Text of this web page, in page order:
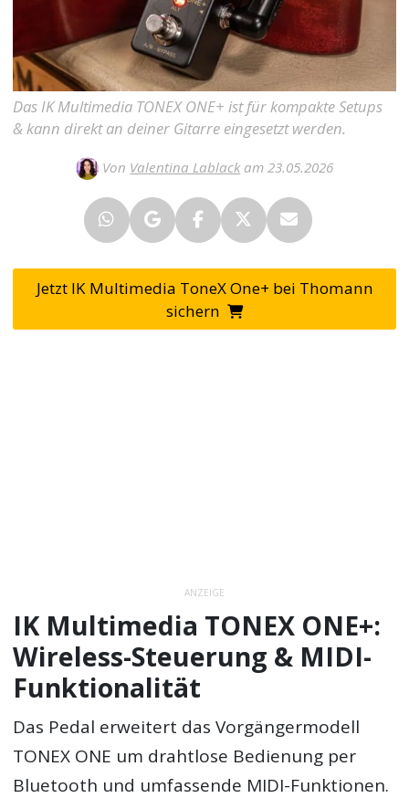
Das IK Multimedia TONEX ONE+ ist für kompakte Setups
& kann direkt an deiner Gitarre eingesetzt werden.
Von Valentina Lablack am 23.05.2026
Jetzt IK Multimedia ToneX One+ bei Thomann
sichern
ANZEIGE
IK Multimedia TONEX ONE+:
Wireless-Steuerung & MIDI-
Funktionalität
Das Pedal erweitert das Vorgängermodell
TONEX ONE um drahtlose Bedienung per
Bluetooth und umfassende MIDI-Funktionen.